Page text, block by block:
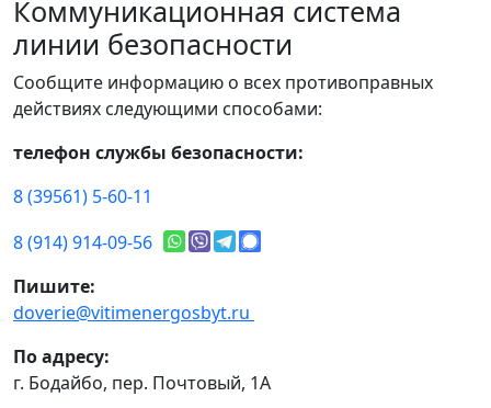
Коммуникационная система
линии безопасности
Сообщите информацию о всех противоправных
действиях следующими способами:
телефон службы безопасности:
8 (39561) 5-60-11
8 (914) 914-09-56
Пишите:
doverie@vitimenergosbyt.ru
По адресу:
г. Бодайбо, пер. Почтовый, 1А